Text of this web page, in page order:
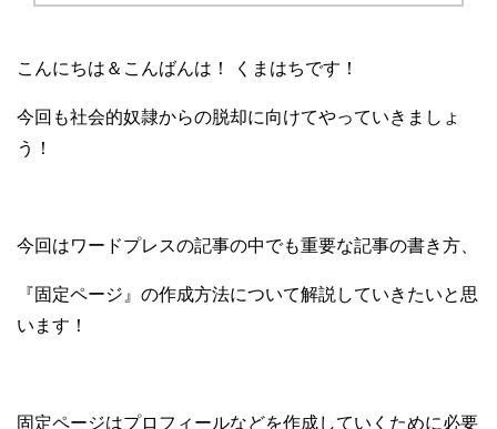
こんにちは＆こんばんは！ くまはちです！
今回も社会的奴隷からの脱却に向けてやっていきましょ
う！
今回はワードプレスの記事の中でも重要な記事の書き方、
『固定ページ』の作成方法について解説していきたいと思
います！
固定ページはプロフィールなどを作成していくために必要